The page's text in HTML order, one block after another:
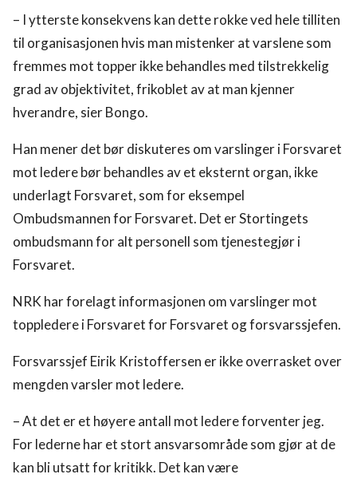
– I ytterste konsekvens kan dette rokke ved hele tilliten
til organisasjonen hvis man mistenker at varslene som
fremmes mot topper ikke behandles med tilstrekkelig
grad av objektivitet, frikoblet av at man kjenner
hverandre, sier Bongo.
Han mener det bør diskuteres om varslinger i Forsvaret
mot ledere bør behandles av et eksternt organ, ikke
underlagt Forsvaret, som for eksempel
Ombudsmannen for Forsvaret. Det er Stortingets
ombudsmann for alt personell som tjenestegjør i
Forsvaret.
NRK har forelagt informasjonen om varslinger mot
toppledere i Forsvaret for Forsvaret og forsvarssjefen.
Forsvarssjef Eirik Kristoffersen er ikke overrasket over
mengden varsler mot ledere.
– At det er et høyere antall mot ledere forventer jeg.
For lederne har et stort ansvarsområde som gjør at de
kan bli utsatt for kritikk. Det kan være